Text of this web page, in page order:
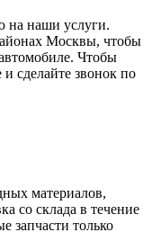
на наши услуги.
Москвы, чтобы
Чтобы
и сделайте звонок по
материалов,
со склада в течение
запчасти только